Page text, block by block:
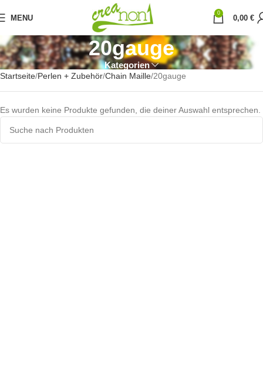
MENU
0
0,00 €
20gauge
Kategorien
Startseite Perlen + Zubehör Chain Maille 20gauge
Es wurden keine Produkte gefunden, die deiner Auswahl entsprechen.